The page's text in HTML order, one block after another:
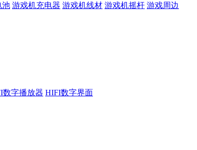
池 游戏机充电器 游戏机线材 游戏机摇杆 游戏周边
数字播放器 HIFI数字界面